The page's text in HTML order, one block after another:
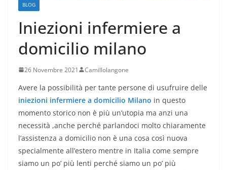
BLOG
Iniezioni infermiere a
domicilio milano
26 Novembre 2021 Camillolangone
Avere la possibilità per tante persone di usufruire delle
iniezioni infermiere a domicilio Milano in questo
momento storico non è più un’utopia ma anzi una
necessità ,anche perché parlandoci molto chiaramente
l’assistenza a domicilio non è una cosa così nuova
specialmente all’estero mentre in Italia come sempre
siamo un po’ più lenti perché siamo un po’ più